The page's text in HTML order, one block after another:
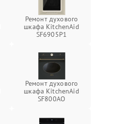
Ремонт духового
шкафа KitchenAid
SF6905P1
Ремонт духового
шкафа KitchenAid
SF800AO